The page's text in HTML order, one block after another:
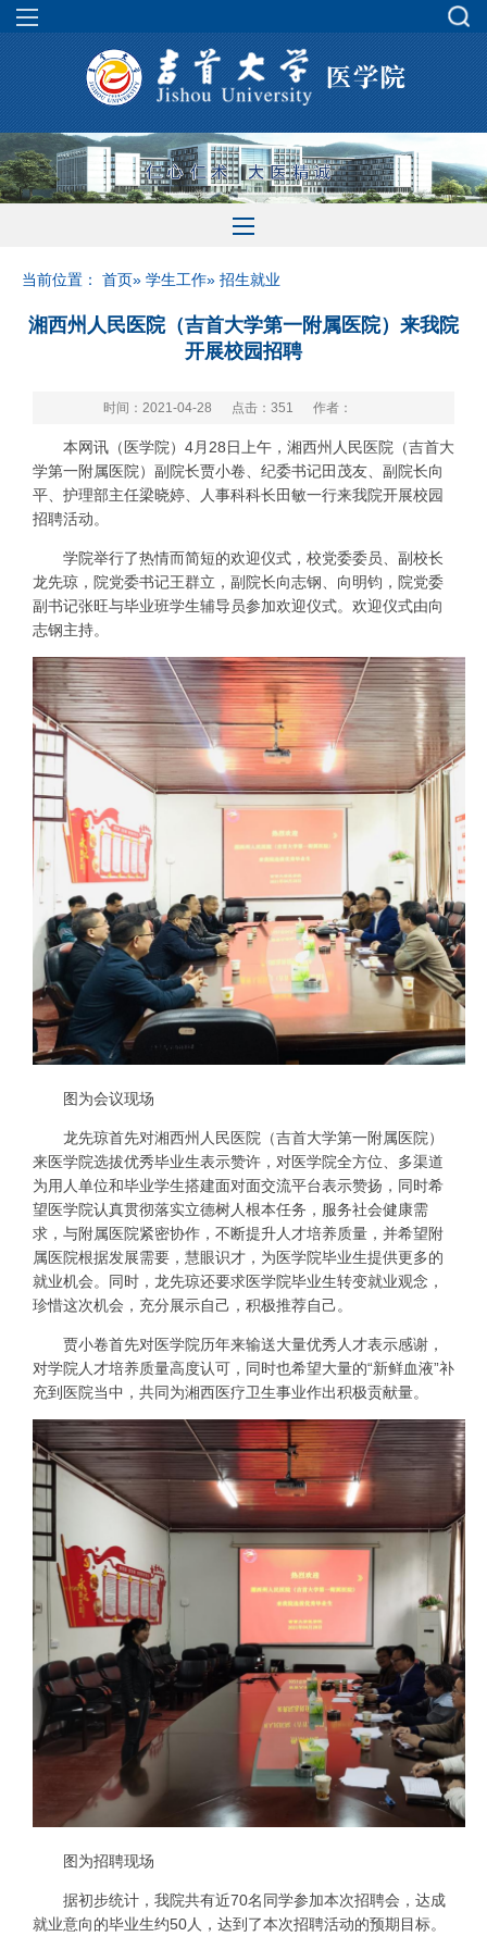
当前位置： 首页» 学生工作» 招生就业
湘西州人民医院（吉首大学第一附属医院）来我院
开展校园招聘
时间：2021-04-28 点击： 351 作者：
本网讯（医学院）4月28日上午，湘西州人民医院（吉首大
学第一附属医院）副院长贾小卷、纪委书记田茂友、副院长向
平、护理部主任梁晓婷、人事科科长田敏一行来我院开展校园
招聘活动。
学院举行了热情而简短的欢迎仪式，校党委委员、副校长
龙先琼，院党委书记王群立，副院长向志钢、向明钧，院党委
副书记张旺与毕业班学生辅导员参加欢迎仪式。欢迎仪式由向
志钢主持。
图为会议现场
龙先琼首先对湘西州人民医院（吉首大学第一附属医院）
来医学院选拔优秀毕业生表示赞许，对医学院全方位、多渠道
为用人单位和毕业学生搭建面对面交流平台表示赞扬，同时希
望医学院认真贯彻落实立德树人根本任务，服务社会健康需
求，与附属医院紧密协作，不断提升人才培养质量，并希望附
属医院根据发展需要，慧眼识才，为医学院毕业生提供更多的
就业机会。同时，龙先琼还要求医学院毕业生转变就业观念，
珍惜这次机会，充分展示自己，积极推荐自己。
贾小卷首先对医学院历年来输送大量优秀人才表示感谢，
对学院人才培养质量高度认可，同时也希望大量的“新鲜血液”补
充到医院当中，共同为湘西医疗卫生事业作出积极贡献量。
图为招聘现场
据初步统计，我院共有近70名同学参加本次招聘会，达成
就业意向的毕业生约50人，达到了本次招聘活动的预期目标。